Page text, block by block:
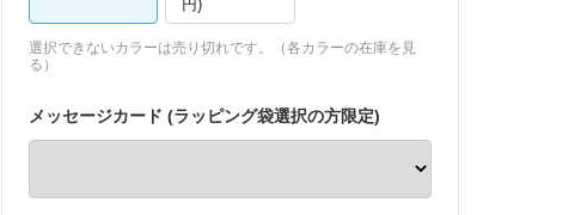
円)
選択できないカラーは売り切れです。（各カラーの在庫を見
る ）
メッセージカード (ラッピング袋選択の方限定)